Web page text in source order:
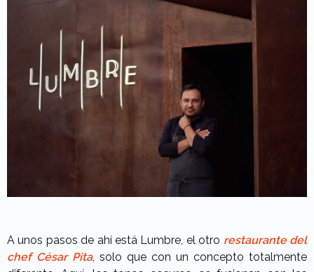
A unos pasos de ahí está Lumbre, el otro restaurante del
chef César Pita, solo que con un concepto totalmente